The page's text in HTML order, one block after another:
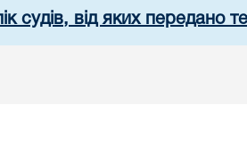
судів, від яких передано